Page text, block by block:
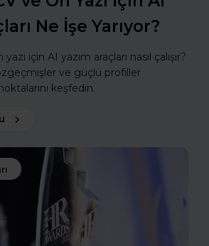
Ne İşe Yarıyor?
için AI yazım araçları nasıl çalışır?
ve güçlü profiller
keşfedin.